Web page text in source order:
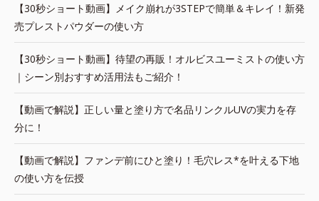
【30秒ショート動画】メイク崩れが3STEPで簡単＆キレイ！新発
売プレストパウダーの使い方
【30秒ショート動画】待望の再販！オルビスユーミストの使い方
｜シーン別おすすめ活用法もご紹介！
【動画で解説】正しい量と塗り方で名品リンクルUVの実力を存
分に！
【動画で解説】ファンデ前にひと塗り！毛穴レス*を叶える下地
の使い方を伝授